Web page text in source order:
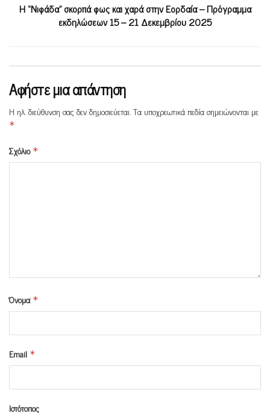
Η “Νιφάδα” σκορπά φως και χαρά στην Εορδαία – Πρόγραμμα
εκδηλώσεων 15 – 21 Δεκεμβρίου 2025
Αφήστε μια απάντηση
Η ηλ. διεύθυνση σας δεν δημοσιεύεται. Τα υποχρεωτικά πεδία σημειώνονται με
*
Σχόλιο *
Όνομα *
Email *
Ιστότοπος